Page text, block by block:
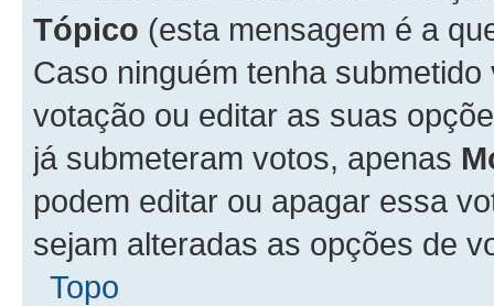
Tópico (esta mensagem é a
Caso ninguém tenha
votação ou editar as suas
já submeteram votos, apenas
podem editar ou apagar essa
sejam alteradas as opções de
Topo